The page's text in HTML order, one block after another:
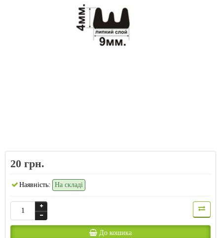
20 грн.
Наявність: На складі
До кошика